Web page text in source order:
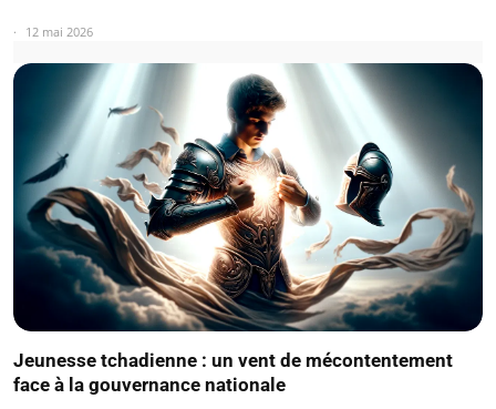
12 mai 2026
Jeunesse tchadienne : un vent de mécontentement
face à la gouvernance nationale